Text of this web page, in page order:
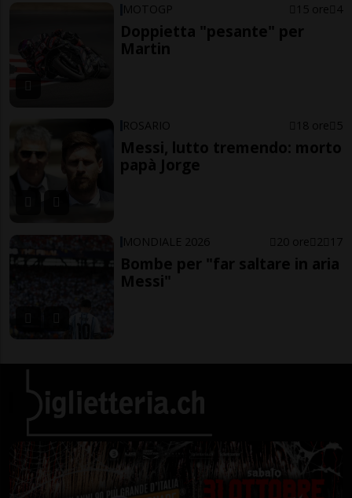
MOTOGP 15 ore 4
Doppietta "pesante" per
Martin
ROSARIO 18 ore 5
Messi, lutto tremendo: morto
papà Jorge
MONDIALE 2026 20 ore 2 17
Bombe per "far saltare in aria
Messi"